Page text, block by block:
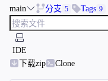
main 分支 5 Tags 9
IDE
下载zip
Clone